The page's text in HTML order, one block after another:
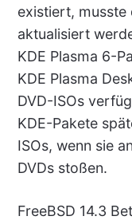
existiert, musste
aktualisiert
KDE Plasma 6-
KDE Plasma
DVD-ISOs
KDE-Pakete
ISOs, wenn sie
DVDs stoßen.
FreeBSD 14.3